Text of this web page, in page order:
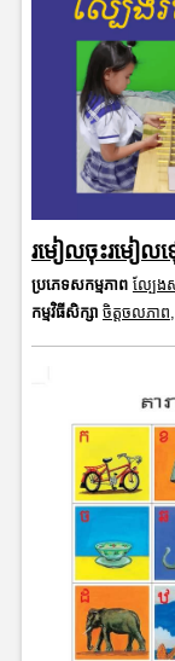
រមៀលចុះរមៀល
ប្រភេទសកម្មភាព ល្បែង
កម្មវិធីសិក្សា ចិត្តចលភាព